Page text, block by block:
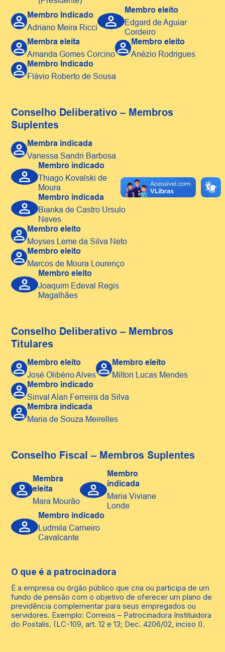
Membro Indicado
Adriano Meira Ricci
Membro eleito
Edgard de Aguiar
Cordeiro
Membra eleita
Amanda Gomes Corcino
Membro eleito
Anézio Rodrigues
Membro Indicado
Flávio Roberto de Sousa
Conselho Deliberativo – Membros
Suplentes
Membra indicada
Vanessa Sandri Barbosa
Membro indicado
Thiago Kovalski de
Moura
Membro indicada
Bianka de Castro Ursulo
Neves
Membro eleito
Moyses Leme da Silva Neto
Membro eleito
Marcos de Moura Lourenço
Membro eleito
Joaquim Edeval Regis
Magalhães
Conselho Deliberativo – Membros
Titulares
Membro eleito
José Olibério Alves
Membro eleito
Milton Lucas Mendes
Membro indicado
Sinval Alan Ferreira da Silva
Membra indicada
Maria de Souza Meirelles
Conselho Fiscal – Membros Suplentes
Membra
eleita
Mara Mourão
Membro
indicada
Maria Viviane
Londe
Membro indicado
Ludmila Carneiro
Cavalcante
O que é a patrocinadora
É a empresa ou órgão público que cria ou participa de um
fundo de pensão com o objetivo de oferecer um plano de
previdência complementar para seus empregados ou
servidores. Exemplo: Correios – Patrocinadora Instituidora
do Postalis. (LC-109, art. 12 e 13; Dec. 4206/02, inciso I).